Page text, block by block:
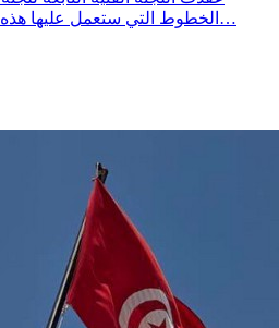
الخطوط التي ستعمل عليها هذه السيارات. وحضرت الاجتماع…